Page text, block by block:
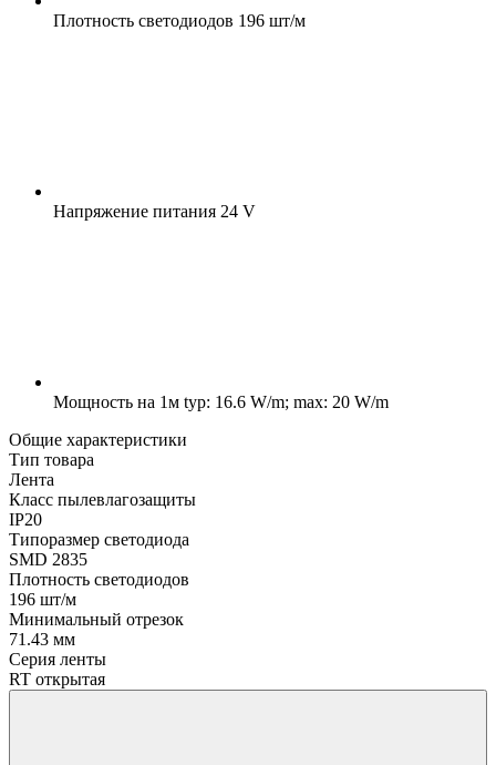
Плотность светодиодов 196 шт/м
Напряжение питания 24 V
Мощность на 1м typ: 16.6 W/m; max: 20 W/m
Общие характеристики
Тип товара
Лента
Класс пылевлагозащиты
IP20
Типоразмер светодиода
SMD 2835
Плотность светодиодов
196 шт/м
Минимальный отрезок
71.43 мм
Серия ленты
RT открытая